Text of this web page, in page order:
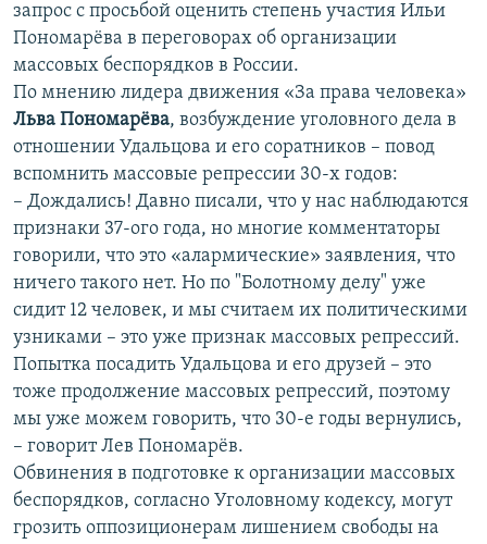
запрос с просьбой оценить степень участия Ильи
Пономарёва в переговорах об организации
массовых беспорядков в России.
По мнению лидера движения «За права человека»
Льва Пономарёва, возбуждение уголовного дела в
отношении Удальцова и его соратников – повод
вспомнить массовые репрессии 30-х годов:
– Дождались! Давно писали, что у нас наблюдаются
признаки 37-ого года, но многие комментаторы
говорили, что это «алармические» заявления, что
ничего такого нет. Но по "Болотному делу" уже
сидит 12 человек, и мы считаем их политическими
узниками – это уже признак массовых репрессий.
Попытка посадить Удальцова и его друзей – это
тоже продолжение массовых репрессий, поэтому
мы уже можем говорить, что 30-е годы вернулись,
– говорит Лев Пономарёв.
Обвинения в подготовке к организации массовых
беспорядков, согласно Уголовному кодексу, могут
грозить оппозиционерам лишением свободы на